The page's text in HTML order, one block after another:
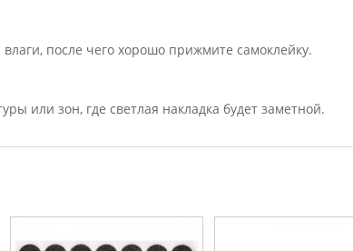
после чего хорошо прижмите самоклейку.
или зон, где светлая накладка будет заметной.